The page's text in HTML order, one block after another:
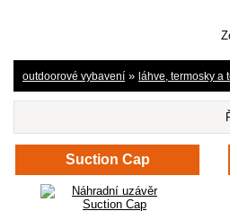
outdoorové vybavení » láhve, termosky a
Suction Cap